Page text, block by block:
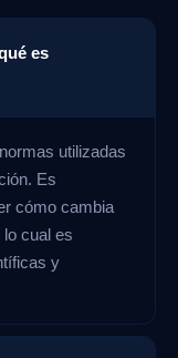
es
utilizadas
Es
cómo cambia
lo cual es
y